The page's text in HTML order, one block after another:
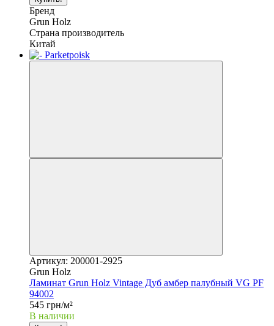
Бренд
Grun Holz
Страна производитель
Китай
Артикул: 200001-2925
Grun Holz
Ламинат Grun Holz Vintage Дуб амбер палубный VG PF
94002
545 грн/м²
В наличии